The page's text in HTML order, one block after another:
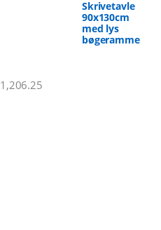
Skrivetavle
90x130cm
med lys
bøgeramme
1,206.25